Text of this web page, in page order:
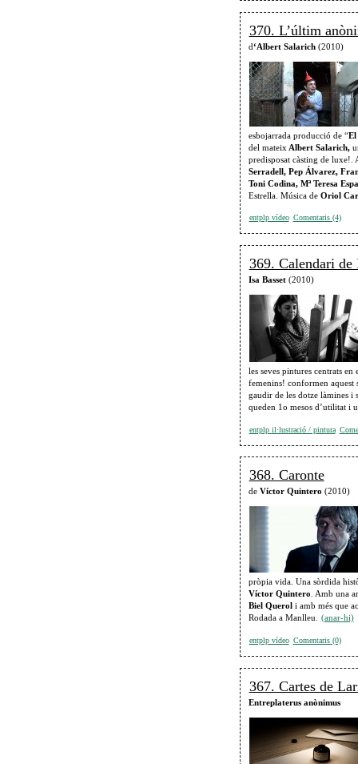
370. L’últim
d‘Albert Salarich (2010)
esbojarrada producció de “El
del mateix Albert Salarich,
predisposat càsting de
Serradell, Pep Álvarez,
Toni Codina, Mª Teresa
Estrella. Música de Oriol
entplp vídeo Comentaris (4)
369. Calendari de
Isa Basset(2010)
les seves pintures centrats en
femenins! conformen aquest
gaudir de les dotze làmines i
queden 1o mesos d’utilitat
entplp il·lustració / pintura
368. Caronte
de Víctor Quintero (2010)
pròpia vida. Una sòrdida
Víctor Quintero . Amb una
Biel Queroli amb més que
Rodada a Manlleu.
(anar-hi)
entplp vídeo Comentaris (0)
367. Cartes de
Entreplaterus anònimus